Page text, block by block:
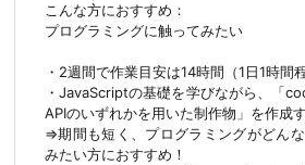
こんな方におすすめ：
プログラミングに触ってみたい
・2週間で作業目安は14時間（1日1時間程
・JavaScriptの基礎を学びながら、「
APIのいずれかを用いた制作物」を作成
⇒期間も短く、プログラミングがどん
みたい方におすすめ！